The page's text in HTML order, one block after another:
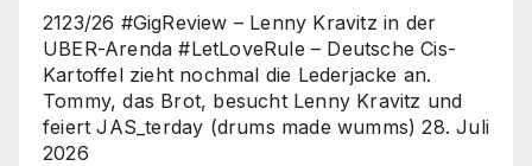
2123/26 #GigReview – Lenny Kravitz in der
UBER-Arenda #LetLoveRule – Deutsche Cis-
Kartoffel zieht nochmal die Lederjacke an.
Tommy, das Brot, besucht Lenny Kravitz und
feiert JAS_terday (drums made wumms) 28. Juli
2026